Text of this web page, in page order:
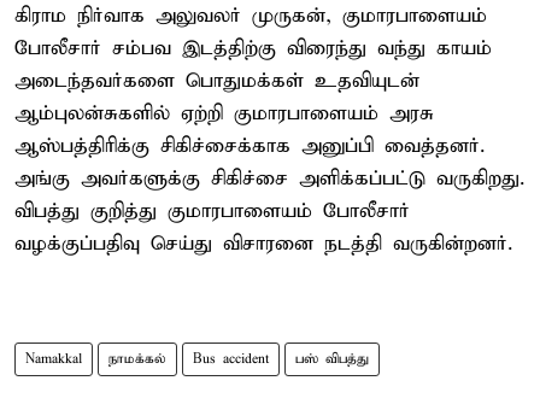
கிராம நிர்வாக அலுவலர் முருகன், குமாரபாளையம்
போலீசார் சம்பவ இடத்திற்கு விரைந்து வந்து காயம்
அடைந்தவர்களை பொதுமக்கள் உதவியுடன்
ஆம்புலன்சுகளில் ஏற்றி குமாரபாளையம் அரசு
ஆஸ்பத்திரிக்கு சிகிச்சைக்காக அனுப்பி வைத்தனர்.
அங்கு அவர்களுக்கு சிகிச்சை அளிக்கப்பட்டு வருகிறது.
விபத்து குறித்து குமாரபாளையம் போலீசார்
வழக்குப்பதிவு செய்து விசாரனை நடத்தி வருகின்றனர்.
Namakkal நாமக்கல் Bus accident பஸ் விபத்து